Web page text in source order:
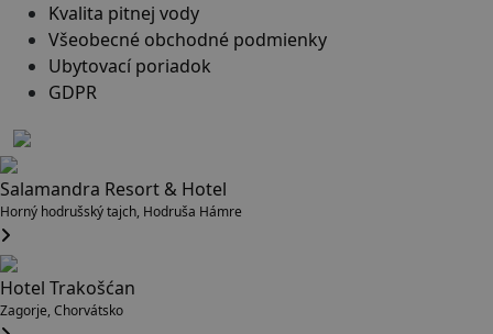
Kvalita pitnej vody
Všeobecné obchodné podmienky
Ubytovací poriadok
GDPR
Salamandra Resort & Hotel
Horný hodrušský tajch, Hodruša Hámre
Hotel Trakošćan
Zagorje, Chorvátsko